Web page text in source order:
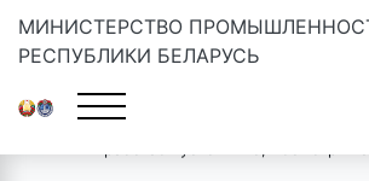
МИНИСТЕРСТВО
РЕСПУБЛИКИ БЕЛАРУСЬ
Главная»Новости
Пархомчик: